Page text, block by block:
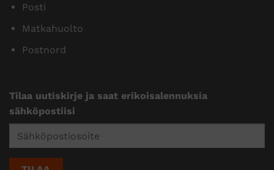
Posti
Matkahuolto
Postnord
Tilaa uutiskirje ja saat erikoisalennuksia
sähköpostiisi